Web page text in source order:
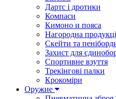
Дартс і дротики
Компаси
Кимоно и пояса
Нагородна
Скейти та
Захист для
Спортивне взуття
Трекінгові палки
Крокоміри
Оружие